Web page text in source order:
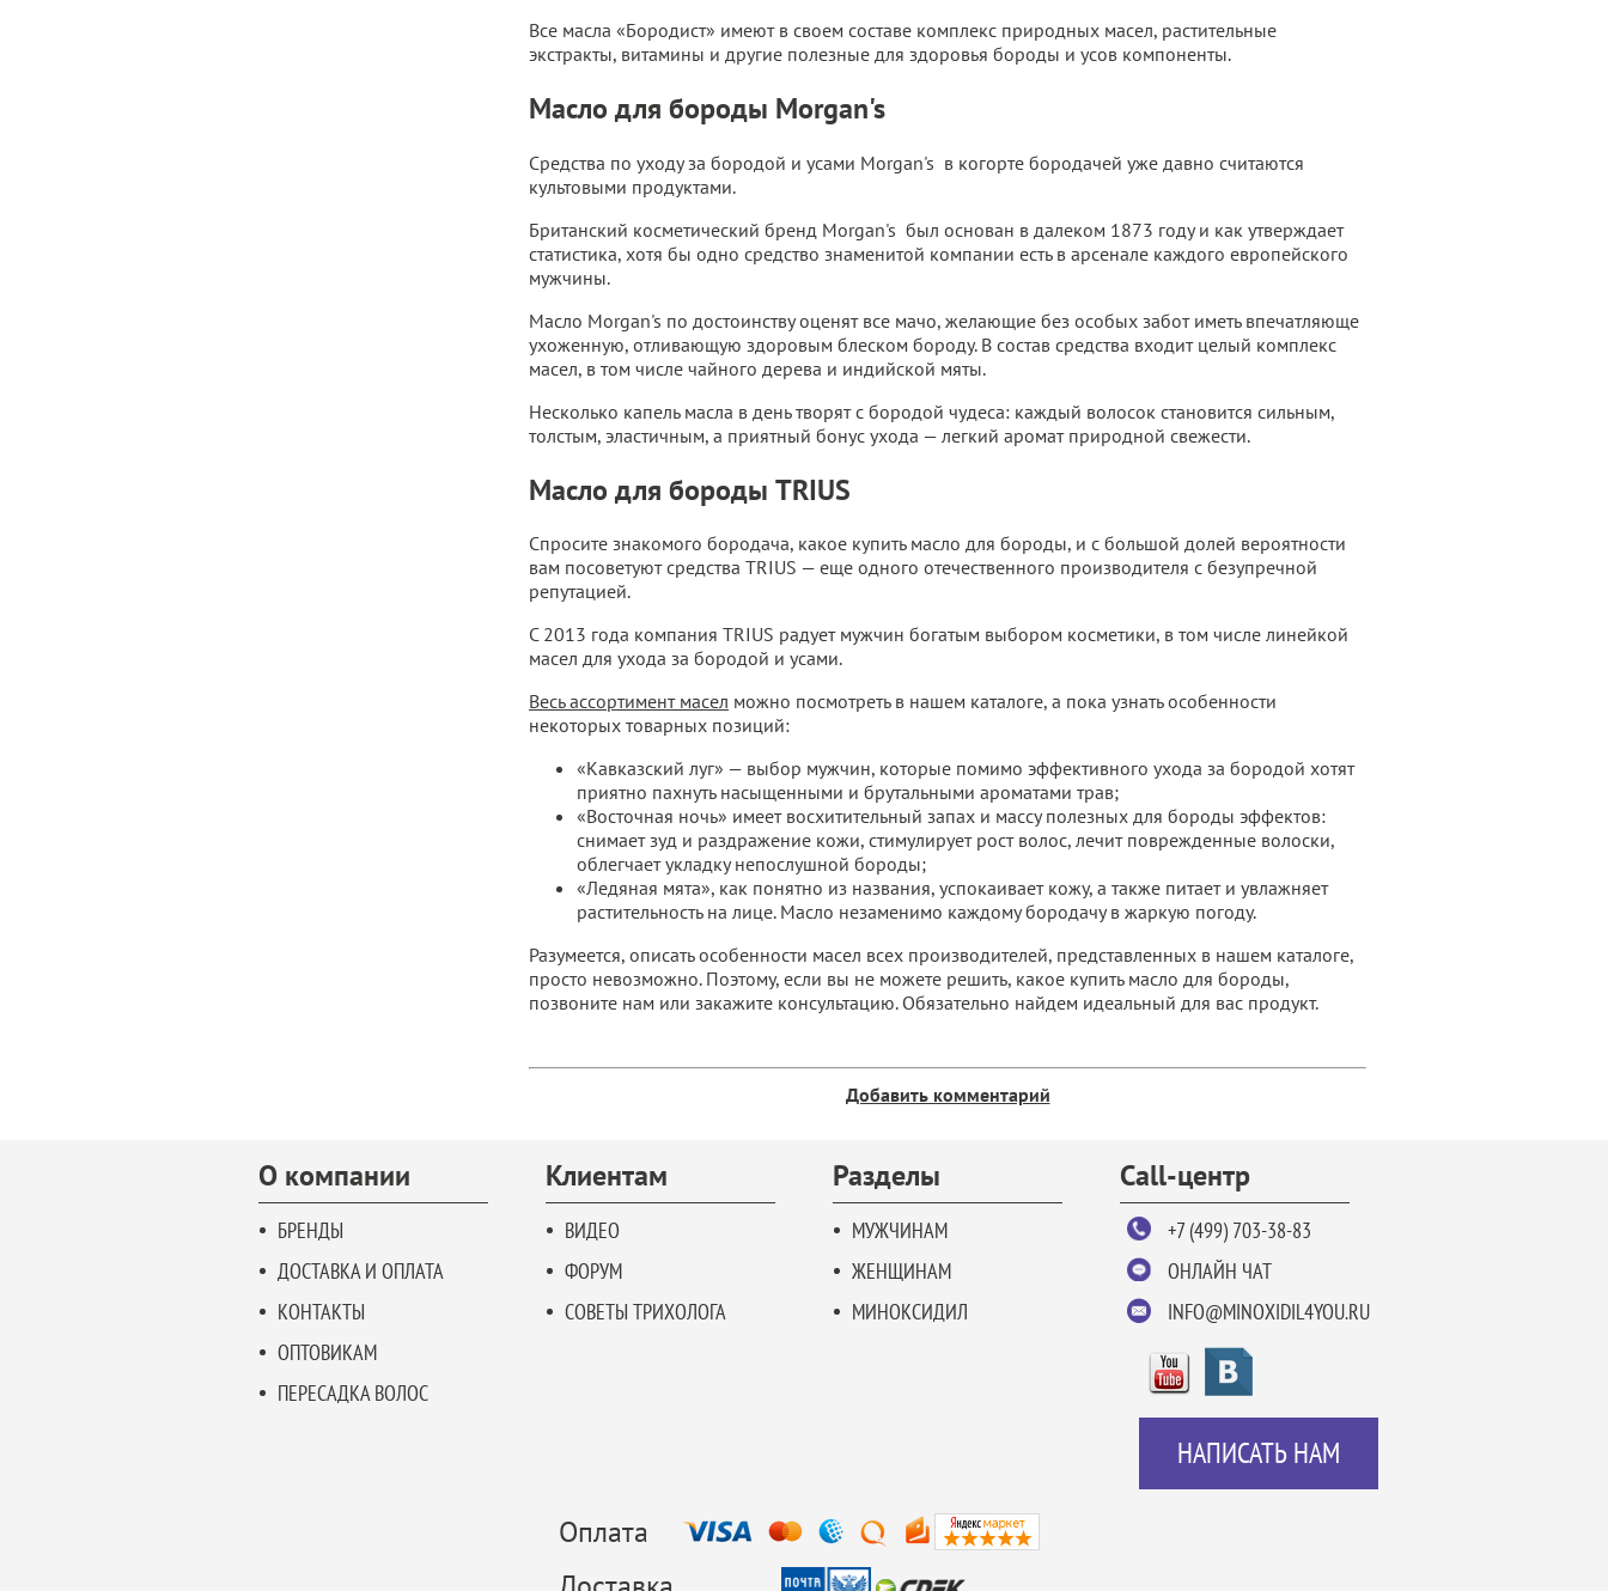
Все масла «Бородист» имеют в своем составе комплекс природных масел, растительные
экстракты, витамины и другие полезные для здоровья бороды и усов компоненты.
Масло для бороды Morgan's
Средства по уходу за бородой и усами Morgan's в когорте бородачей уже давно считаются
культовыми продуктами.
Британский косметический бренд Morgan's был основан в далеком 1873 году и как утверждает
статистика, хотя бы одно средство знаменитой компании есть в арсенале каждого европейского
мужчины.
Масло Morgan's по достоинству оценят все мачо, желающие без особых забот иметь впечатляюще
ухоженную, отливающую здоровым блеском бороду. В состав средства входит целый комплекс
масел, в том числе чайного дерева и индийской мяты.
Несколько капель масла в день творят с бородой чудеса: каждый волосок становится сильным,
толстым, эластичным, а приятный бонус ухода — легкий аромат природной свежести.
Масло для бороды TRIUS
Спросите знакомого бородача, какое купить масло для бороды, и с большой долей вероятности
вам посоветуют средства TRIUS — еще одного отечественного производителя с безупречной
репутацией.
С 2013 года компания TRIUS радует мужчин богатым выбором косметики, в том числе линейкой
масел для ухода за бородой и усами.
Весь ассортимент масел можно посмотреть в нашем каталоге, а пока узнать особенности
некоторых товарных позиций:
«Кавказский луг» — выбор мужчин, которые помимо эффективного ухода за бородой хотят
приятно пахнуть насыщенными и брутальными ароматами трав;
«Восточная ночь» имеет восхитительный запах и массу полезных для бороды эффектов:
снимает зуд и раздражение кожи, стимулирует рост волос, лечит поврежденные волоски,
облегчает укладку непослушной бороды;
«Ледяная мята», как понятно из названия, успокаивает кожу, а также питает и увлажняет
растительность на лице. Масло незаменимо каждому бородачу в жаркую погоду.
Разумеется, описать особенности масел всех производителей, представленных в нашем каталоге,
просто невозможно. Поэтому, если вы не можете решить, какое купить масло для бороды,
позвоните нам или закажите консультацию. Обязательно найдем идеальный для вас продукт.
Добавить комментарий
О компании
БРЕНДЫ
ДОСТАВКА И ОПЛАТА
КОНТАКТЫ
ОПТОВИКАМ
ПЕРЕСАДКА ВОЛОС
Клиентам
ВИДЕО
ФОРУМ
СОВЕТЫ ТРИХОЛОГА
Разделы
МУЖЧИНАМ
ЖЕНЩИНАМ
МИНОКСИДИЛ
Call-центр
+7 (499) 703-38-83
ОНЛАЙН ЧАТ
INFO@MINOXIDIL4YOU.RU
НАПИСАТЬ НАМ
Оплата